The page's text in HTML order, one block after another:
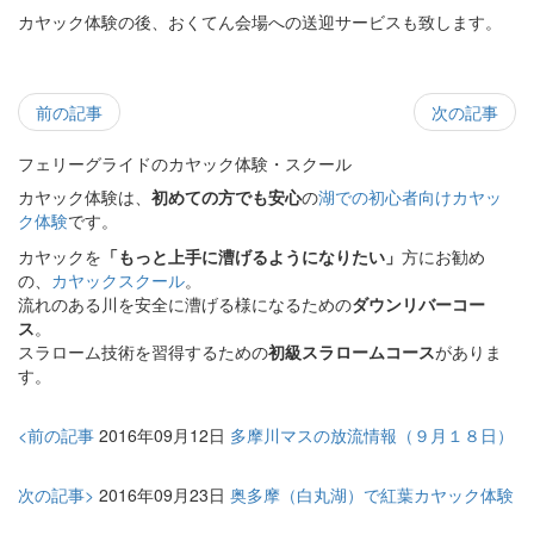
カヤック体験の後、おくてん会場への送迎サービスも致します。
前の記事 次の記事
フェリーグライドのカヤック体験・スクール
カヤック体験は、 初めての方でも安心の湖での初心者向けカヤッ
ク体験です。
カヤックを 「もっと上手に漕げるようになりたい」 方にお勧め
の、 カヤックスクール。
流れのある川を安全に漕げる様になるためのダウンリバーコー
ス。
スラローム技術を習得するための初級スラロームコースがありま
す。
<前の記事 2016年09月12日 多摩川マスの放流情報（９月１８日）
次の記事> 2016年09月23日 奥多摩（白丸湖）で紅葉カヤック体験